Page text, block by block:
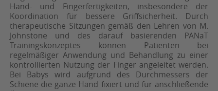
Hand- und Fingerfertigkeiten, insbesondere der
Koordination für bessere Griffsicherheit. Durch
therapeutische Sitzungen gemäß den Lehren von M.
Johnstone und des darauf basierenden PANaT
Trainingskonzeptes können Patienten bei
regelmäßiger Anwendung und Behandlung zu einer
kontrollierten Nutzung der Finger angeleitet werden.
Bei Babys wird aufgrund des Durchmessers der
Schiene die ganze Hand fixiert und für anschließende